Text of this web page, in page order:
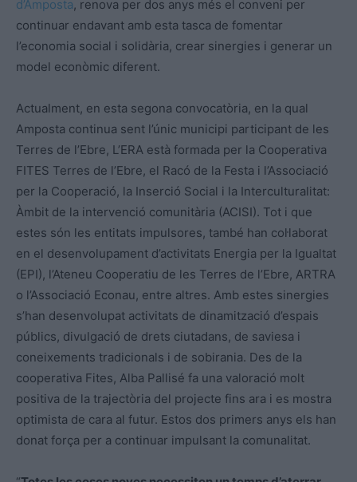
d’Amposta, renova per dos anys més el conveni per
continuar endavant amb esta tasca de fomentar
l’economia social i solidària, crear sinergies i generar un
model econòmic diferent.
Actualment, en esta segona convocatòria, en la qual
Amposta continua sent l’únic municipi participant de les
Terres de l’Ebre, L’ERA està formada per la Cooperativa
FITES Terres de l’Ebre, el Racó de la Festa i l’Associació
per la Cooperació, la Inserció Social i la Interculturalitat:
Àmbit de la intervenció comunitària (ACISI). Tot i que
estes són les entitats impulsores, també han col·laborat
en el desenvolupament d’activitats Energia per la Igualtat
(EPI), l’Ateneu Cooperatiu de les Terres de l’Ebre, ARTRA
o l’Associació Econau, entre altres. Amb estes sinergies
s’han desenvolupat activitats de dinamització d’espais
públics, divulgació de drets ciutadans, de saviesa i
coneixements tradicionals i de sobirania. Des de la
cooperativa Fites, Alba Pallisé fa una valoració molt
positiva de la trajectòria del projecte fins ara i es mostra
optimista de cara al futur. Estos dos primers anys els han
donat força per a continuar impulsant la comunalitat.